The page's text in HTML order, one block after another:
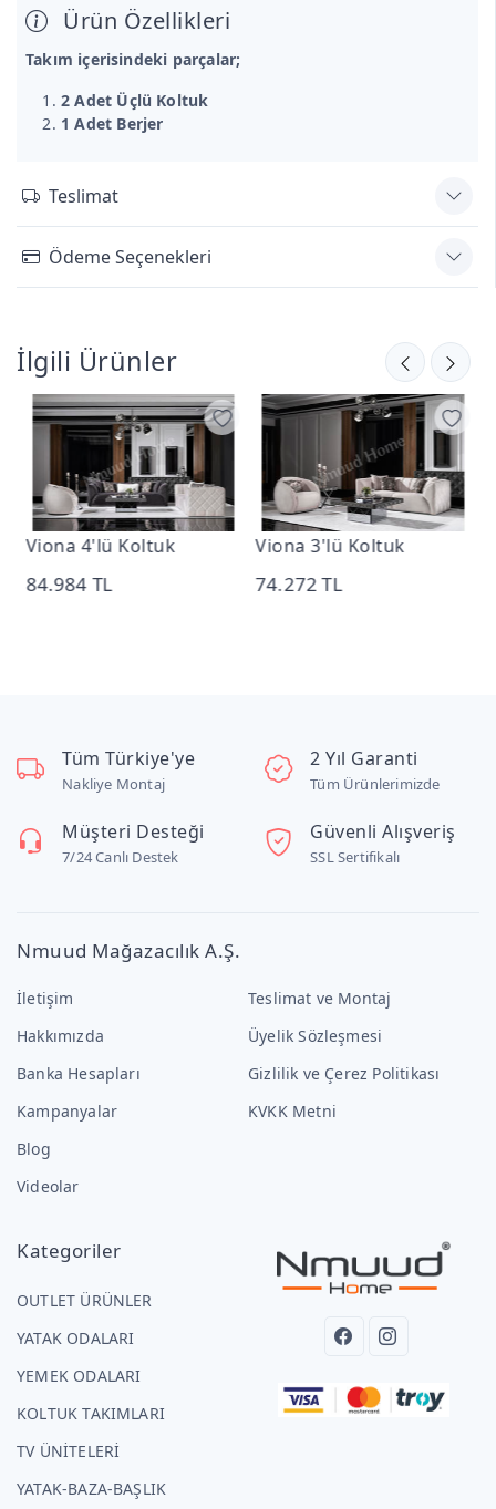
Ürün Özellikleri
Takım içerisindeki parçalar;
2 Adet Üçlü Koltuk
1 Adet Berjer
Teslimat
Ödeme Seçenekleri
İlgili Ürünler
Viona 4'lü Koltuk
84.984 TL
Viona 3'lü Koltuk
74.272 TL
Tüm Türkiye'ye
Nakliye Montaj
2 Yıl Garanti
Tüm Ürünlerimizde
Müşteri Desteği
7/24 Canlı Destek
Güvenli Alışveriş
SSL Sertifikalı
Nmuud Mağazacılık A.Ş.
İletişim
Hakkımızda
Banka Hesapları
Kampanyalar
Blog
Videolar
Teslimat ve Montaj
Üyelik Sözleşmesi
Gizlilik ve Çerez Politikası
KVKK Metni
Kategoriler
OUTLET ÜRÜNLER
YATAK ODALARI
YEMEK ODALARI
KOLTUK TAKIMLARI
TV ÜNİTELERİ
YATAK-BAZA-BAŞLIK